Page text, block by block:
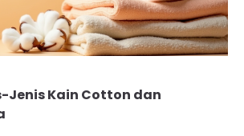
Jenis Kain Cotton dan